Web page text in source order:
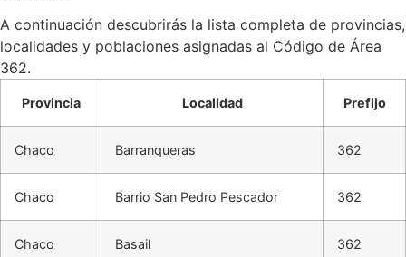
A continuación descubrirás la lista completa de provincias,
localidades y poblaciones asignadas al Código de Área
362.
Provincia Localidad Prefijo
Chaco Barranqueras 362
Chaco Barrio San Pedro Pescador 362
Chaco Basail 362